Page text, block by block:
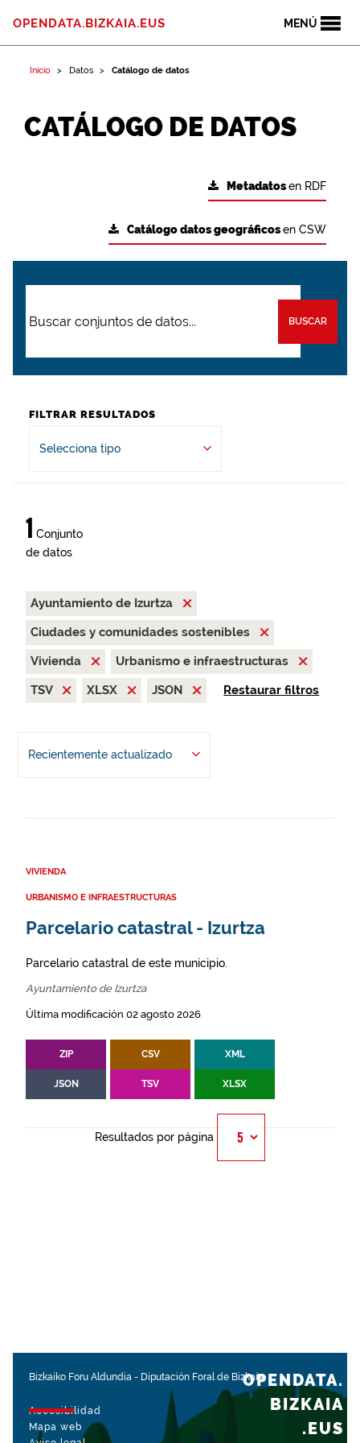
MENÚ
OPENDATA.BIZKAIA.EUS
Inicio Datos Catálogo de datos
CATÁLOGO DE DATOS
Metadatosen RDF
Catálogo datos geográficosen CSW
BUSCAR
FILTRAR RESULTADOS
Selecciona tipo
1 Conjunto
de datos
Ayuntamiento de Izurtza
Ciudades y comunidades sostenibles
Vivienda
Urbanismo e infraestructuras
TSV
XLSX JSON Restaurar filtros
Recientemente actualizado
VIVIENDA
URBANISMO E INFRAESTRUCTURAS
Parcelario catastral - Izurtza
Parcelario catastral de este municipio.
Ayuntamiento de Izurtza
Última modificación 02 agosto 2026
ZIP CSV XML
JSON TSV XLSX
Resultados por página
Bizkaiko Foru Aldundia - Diputación Foral de Bizkaia
Accesibilidad
Mapa web
OPENDATA.
BIZKAIA
.EUS